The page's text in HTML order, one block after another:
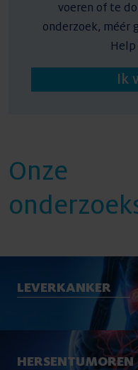
voeren of te
onderzoek, méér
Help
Ik
Onze
LEVERKANKER
HERSENTUMOREN